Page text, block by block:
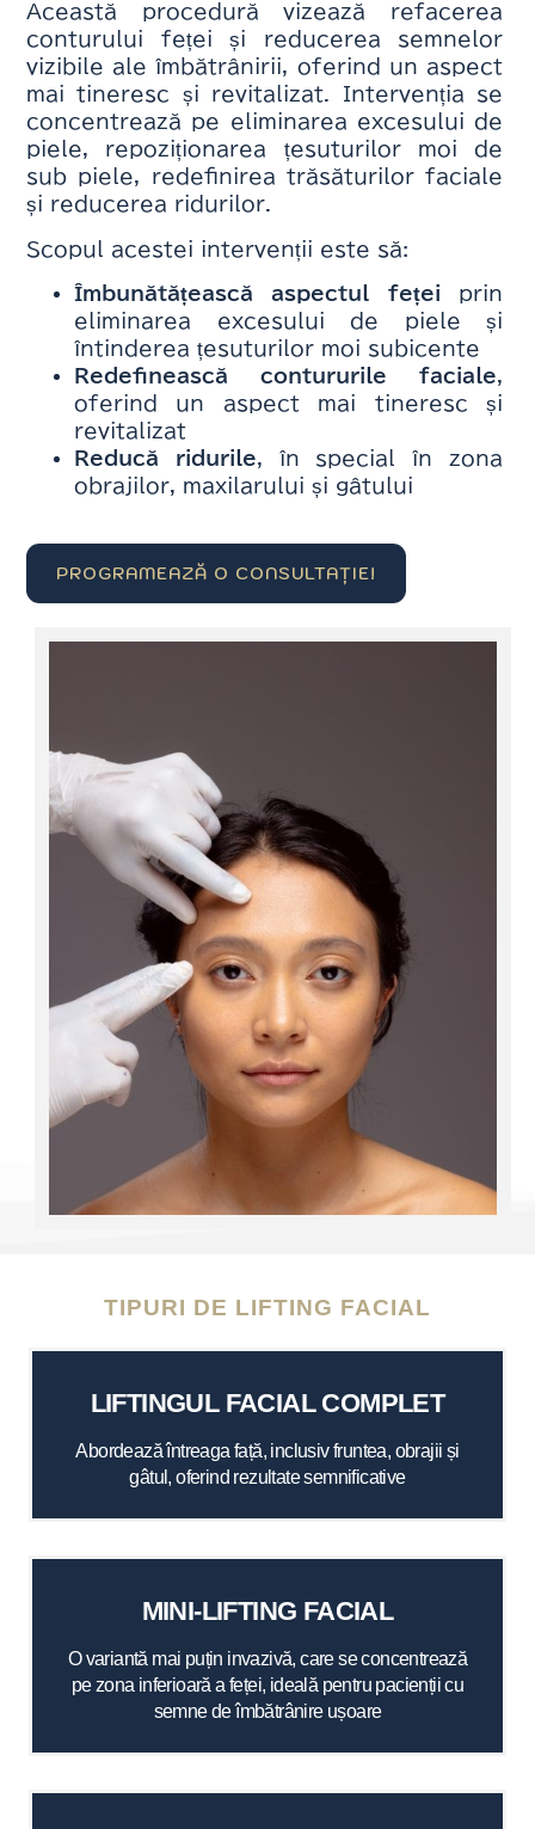
Această procedură vizează refacerea
conturului feței și reducerea semnelor
vizibile ale îmbătrânirii, oferind un aspect
mai tineresc și revitalizat. Intervenția se
concentrează pe eliminarea excesului de
piele, repoziționarea țesuturilor moi de
sub piele, redefinirea trăsăturilor faciale
și reducerea ridurilor.
Scopul acestei intervenții este să:
Îmbunătățească aspectul feței prin
eliminarea excesului de piele și
întinderea țesuturilor moi subicente
Redefinească contururile faciale,
oferind un aspect mai tineresc și
revitalizat
Reducă ridurile, în special în zona
obrajilor, maxilarului și gâtului
PROGRAMEAZĂ O CONSULTAȚIE!
TIPURI DE LIFTING FACIAL
LIFTINGUL FACIAL COMPLET
Abordează întreaga față, inclusiv fruntea, obrajii și
gâtul, oferind rezultate semnificative
MINI-LIFTING FACIAL
O variantă mai puțin invazivă, care se concentrează
pe zona inferioară a feței, ideală pentru pacienții cu
semne de îmbătrânire ușoare